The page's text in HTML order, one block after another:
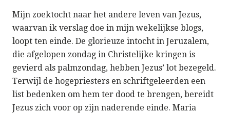
Mijn zoektocht naar het andere leven van Jezus,
waarvan ik verslag doe in mijn wekelijkse blogs,
loopt ten einde. De glorieuze intocht in Jeruzalem,
die afgelopen zondag in Christelijke kringen is
gevierd als palmzondag, hebben Jezus’ lot bezegeld.
Terwijl de hogepriesters en schriftgeleerden een
list bedenken om hem ter dood te brengen, bereidt
Jezus zich voor op zijn naderende einde. Maria